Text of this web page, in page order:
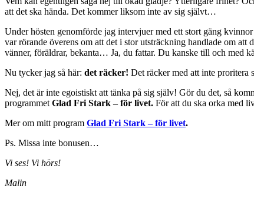
att det ska hända. Det kommer liksom inte av sig självt…
Under hösten genomförde jag intervjuer med ett stort gäng
var rörande överens om att det i stor utsträckning handlade om
vänner, föräldrar, bekanta… Ja, du fattar. Du kanske till och med
Nu tycker jag så här: det räcker! Det räcker med att inte proritera
Nej, det är inte egoistiskt att tänka på sig själv! Gör du det, så
programmet Glad Fri Stark – för livet. För att du ska orka med
Mer om mitt program Glad Fri Stark – för livet.
Ps. Missa inte bonusen…
Vi ses! Vi hörs!
Malin